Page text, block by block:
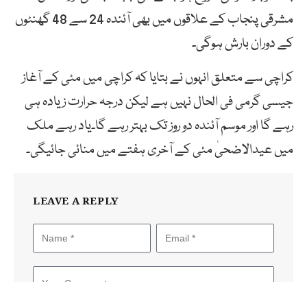
مشرقی پنجاب کے علاقوں میں بھی آئندہ 24 سے 48 گھنٹوں
کے دوران بارش ہوگی۔
کراچی سے متعلق انہوں نے بتایا کہ کراچی میں مئی کے آغاز
جیسی گرمی فی الحال نہیں ہے لیکن درجہ حرارت زیادہ ہی
رہے گا اور موسم آئندہ دو روز تک بہتر رہے گا۔یاد رہے ملک
میں عیدالاضحیٰ مئی کے آخری ہفتے میں منائی جائیگی۔
LEAVE A REPLY